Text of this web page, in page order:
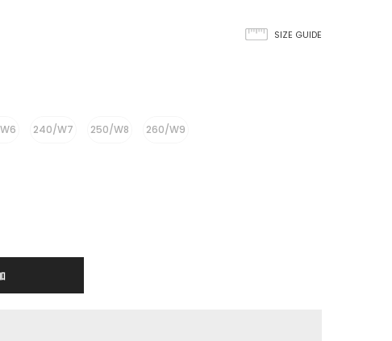
SIZE GUIDE
240/W7 250/W8 260/W9